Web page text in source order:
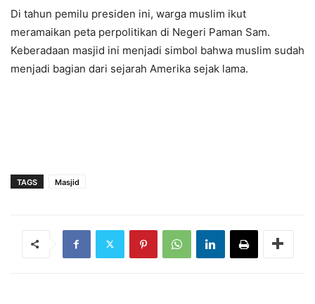
Di tahun pemilu presiden ini, warga muslim ikut
meramaikan peta perpolitikan di Negeri Paman Sam.
Keberadaan masjid ini menjadi simbol bahwa muslim sudah
menjadi bagian dari sejarah Amerika sejak lama.
TAGS Masjid